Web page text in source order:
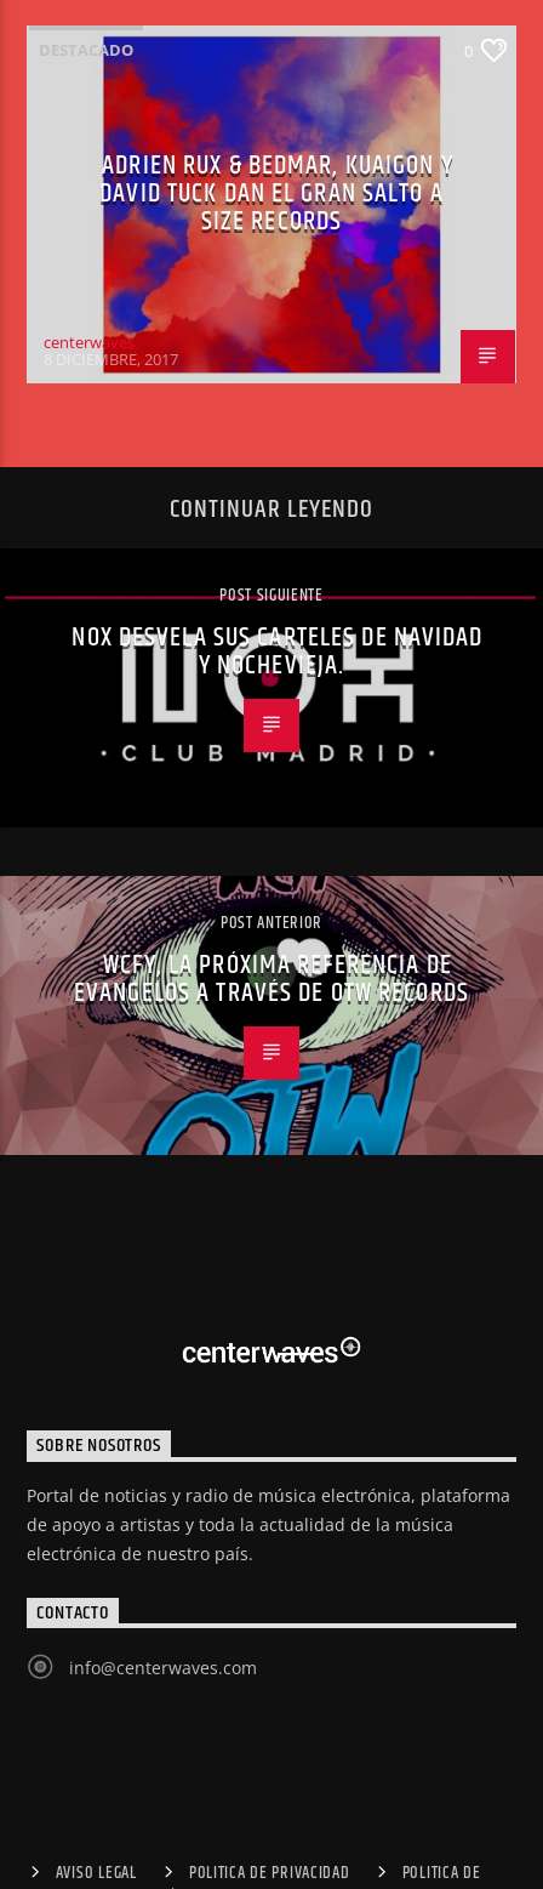
DESTACADO 0
ADRIEN RUX & BEDMAR, KUAIGON Y
DAVID TUCK DAN EL GRAN SALTO A
SIZE RECORDS
centerwaves
8 DICIEMBRE, 2017
CONTINUAR LEYENDO
POST SIGUIENTE
NOX DESVELA SUS CARTELES DE NAVIDAD
Y NOCHEVIEJA.
POST ANTERIOR
WCFY, LA PRÓXIMA REFERENCIA DE
EVANGELOS A TRAVÉS DE OTW RECORDS
SOBRE NOSOTROS
Portal de noticias y radio de música electrónica, plataforma
de apoyo a artistas y toda la actualidad de la música
electrónica de nuestro país.
CONTACTO
info@centerwaves.com
AVISO LEGAL POLITICA DE PRIVACIDAD
POLITICA DE